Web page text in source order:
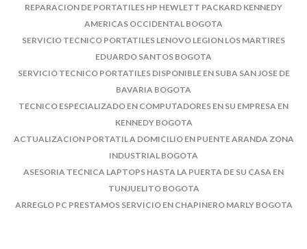
REPARACION DE PORTATILES HP HEWLETT PACKARD KENNEDY
AMERICAS OCCIDENTAL BOGOTA
SERVICIO TECNICO PORTATILES LENOVO LEGION LOS MARTIRES
EDUARDO SANTOS BOGOTA
SERVICIO TECNICO PORTATILES DISPONIBLE EN SUBA SAN JOSE DE
BAVARIA BOGOTA
TECNICO ESPECIALIZADO EN COMPUTADORES EN SU EMPRESA EN
KENNEDY BOGOTA
ACTUALIZACION PORTATIL A DOMICILIO EN PUENTE ARANDA ZONA
INDUSTRIAL BOGOTA
ASESORIA TECNICA LAPTOPS HASTA LA PUERTA DE SU CASA EN
TUNJUELITO BOGOTA
ARREGLO PC PRESTAMOS SERVICIO EN CHAPINERO MARLY BOGOTA